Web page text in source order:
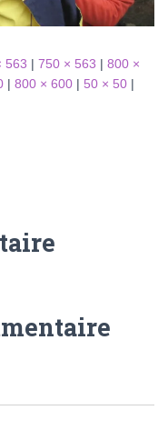
563 | 750 × 563 | 800 ×
| 800 × 600 | 50 × 50 |